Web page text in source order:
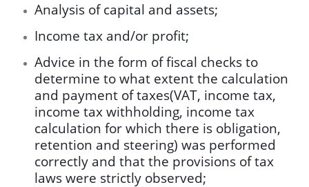
Analysis of capital and assets;
Income tax and/or profit;
Advice in the form of fiscal checks to
determine to what extent the calculation
and payment of taxes(VAT, income tax,
income tax withholding, income tax
calculation for which there is obligation,
retention and steering) was performed
correctly and that the provisions of tax
laws were strictly observed;